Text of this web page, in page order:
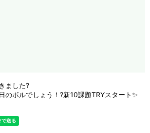
ました?
のボルでしょう！?新10課題TRYスタート✨